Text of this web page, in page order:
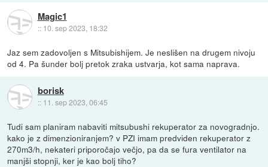
Magic1
:: 10. sep 2023, 18:32
Jaz sem zadovoljen s Mitsubishijem. Je neslišen na drugem nivoju
od 4. Pa šunder bolj pretok zraka ustvarja, kot sama naprava.
borisk
:: 11. sep 2023, 06:45
Tudi sam planiram nabaviti mitsubushi rekuperator za novogradnjo.
kako je z dimenzioniranjem? v PZI imam predviden rekuperator z
270m3/h, nekateri priporočajo večjo, pa da se fura ventilator na
manjši stopnji, ker je kao bolj tiho?